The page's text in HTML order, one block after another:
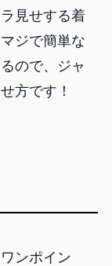
見せする着
ジで簡単な
ので、ジャ
方です！
ンポイン